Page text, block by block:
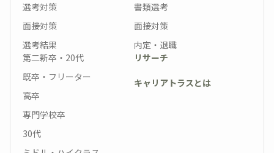
選考対策
面接対策
選考結果
書類選考
面接対策
内定・退職
第二新卒・20代
既卒・フリーター
高卒
専門学校卒
30代
リサーチ
キャリアトラスとは